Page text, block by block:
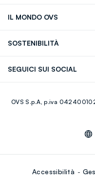
IL MONDO OVS
Giftcard
SOSTENIBILITÀ
SEGUICI SUI SOCIAL
Youtube
OVS S.p.A, p.iva
Accessibilità